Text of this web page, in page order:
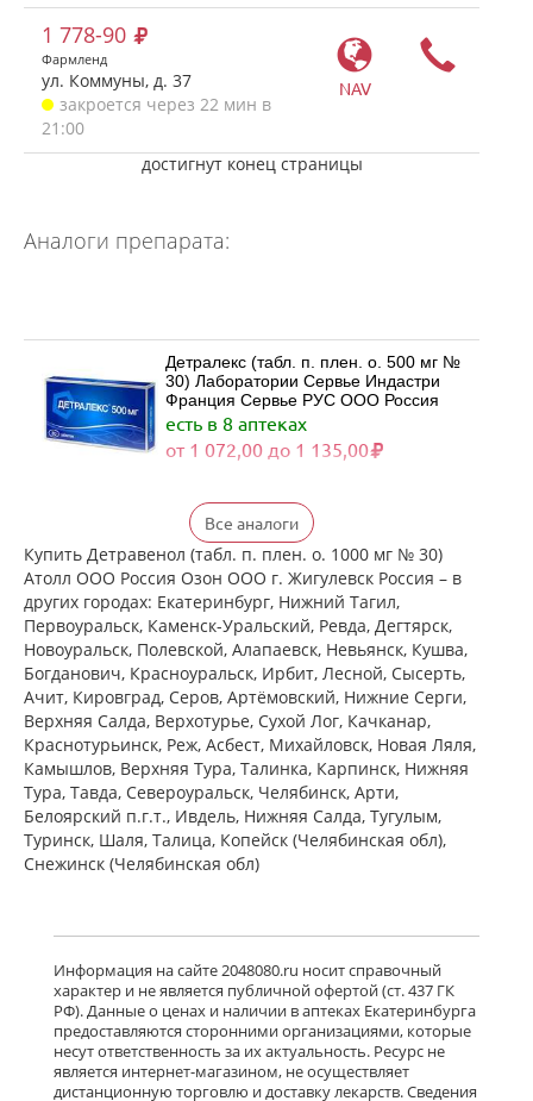
NAV
1 778-90
Фармленд
ул. Коммуны, д. 37
закроется через 22 мин в
21:00
достигнут конец страницы
Аналоги препарата:
Детралекс (табл. п. плен. о. 500 мг №
30) Лаборатории Сервье Индастри
Франция Сервье РУС ООО Россия
есть в 8 аптеках
от 1 072,00 до 1 135,00
Детралекс (табл. п. плен. о. 500 мг №
60) Лаборатории Сервье Индастри
Франция Сервье РУС ООО Россия
есть в 8 аптеках
от 2 081,00 до 2 339,00
Венарус (табл. п. плен. о. 50 мг+450
мг № 30) Алиум АО (Московская
обл,.рп. Оболенск) Россия
есть в 6 аптеках
от 1 174,00 до 1 174,00
Венарус (табл. п. плен. о. 50 мг+450
мг № 60) Алиум АО (Московская
обл,.рп. Оболенск) Россия
есть в 6 аптеках
Детралекс (табл. п. плен. о. 1000 мг
№ 60) Лаборатории Сервье
Индастри Франция Сервье РУС ООО
Россия
есть в 9 аптеках
от 2 843,10 до 3 222,00
Все аналоги
Купить Детравенол (табл. п. плен. о. 1000 мг № 30)
Атолл ООО Россия Озон ООО г. Жигулевск Россия – в
других городах: Екатеринбург, Нижний Тагил,
Первоуральск, Каменск-Уральский, Ревда, Дегтярск,
Новоуральск, Полевской, Алапаевск, Невьянск, Кушва,
Богданович, Красноуральск, Ирбит, Лесной, Сысерть,
Ачит, Кировград, Серов, Артёмовский, Нижние Cерги,
Верхняя Салда, Верхотурье, Сухой Лог, Качканар,
Краснотурьинск, Реж, Асбест, Михайловск, Новая Ляля,
Камышлов, Верхняя Тура, Талинка, Карпинск, Нижняя
Тура, Тавда, Североуральск, Челябинск, Арти,
Белоярский п.г.т., Ивдель, Нижняя Салда, Тугулым,
Туринск, Шаля, Талица, Копейск (Челябинская обл),
Снежинск (Челябинская обл)
Информация на сайте 2048080.ru носит справочный
характер и не является публичной офертой (ст. 437 ГК
РФ). Данные о ценах и наличии в аптеках Екатеринбурга
предоставляются сторонними организациями, которые
несут ответственность за их актуальность. Ресурс не
является интернет-магазином, не осуществляет
дистанционную торговлю и доставку лекарств. Сведения